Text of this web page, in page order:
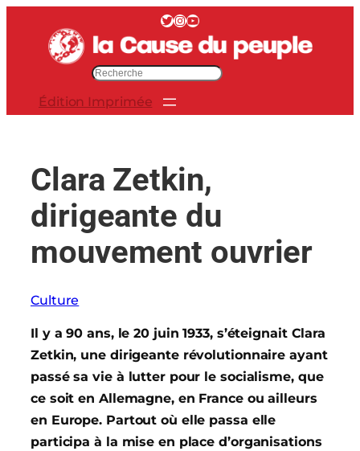
contenu
Twitter InstagramYouTube
c
e
Édition Imprimée
Clara Zetkin,
dirigeante du
mouvement ouvrier
Culture
Il y a 90 ans, le 20 juin 1933, s’éteignait Clara
Zetkin, une dirigeante révolutionnaire ayant
passé sa vie à lutter pour le socialisme, que
ce soit en Allemagne, en France ou ailleurs
en Europe. Partout où elle passa elle
participa à la mise en place d’organisations